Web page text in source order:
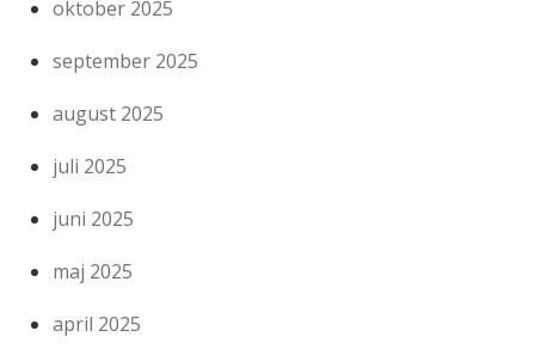
oktober 2025
september 2025
august 2025
juli 2025
juni 2025
maj 2025
april 2025